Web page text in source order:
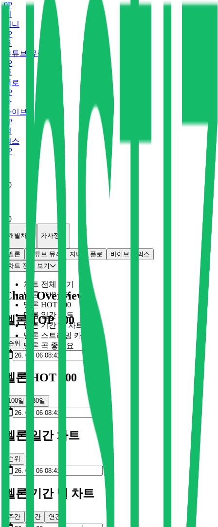
0P
지니
P
유
유튜브 뮤직
P
플
플로
P
바
바이브
P
벅
벅스
P
0
0
개별차트 가사정보
멜론 유튜브 뮤직 지니 플로 바이브
벅스
차트 전체 보기
차트 전체 보기
멜론 TOP 100
멜론 HOT 100
멜론 일간 차트
멜론 기간 별 차트
멜론 스트리밍 카드
멜론 곡 좋아요
Chart Overview
멜론 TOP 100
순위
멜론 HOT 100
100일 30일
멜론 일간 차트
순위
멜론 기간 별 차트
주간 월간 연간